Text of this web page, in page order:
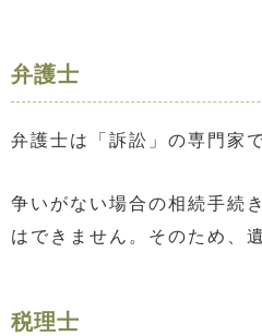
弁護士
弁護士は「訴訟」の専門家
争いがない場合の相続手続
はできません。そのため、
税理士